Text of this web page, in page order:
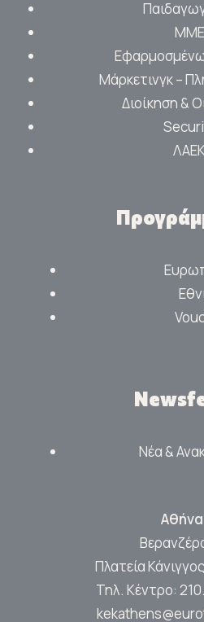
ΜΜΕ
Μάρκετινγκ –
Διοίκηση &
Νέα &
Αθήνα
Πλατεία
Τηλ. Κέντρο: